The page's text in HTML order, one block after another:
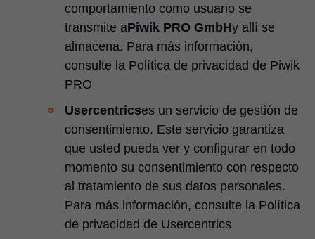
comportamiento como usuario se
transmite aPiwik PRO GmbHy allí se
almacena. Para más información,
consulte la Política de privacidad de Piwik
PRO
Usercentricses un servicio de gestión de
consentimiento. Este servicio garantiza
que usted pueda ver y configurar en todo
momento su consentimiento con respecto
al tratamiento de sus datos personales.
Para más información, consulte la Política
de privacidad de Usercentrics